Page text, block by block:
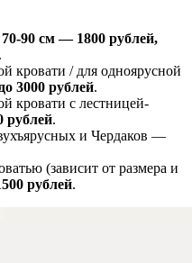
70-90 см — 1800 рублей,
.
кровати / для одноярусной
3000 рублей.
кровати с лестницей-
рублей.
и Чердаков —
(зависит от размера и
рублей.